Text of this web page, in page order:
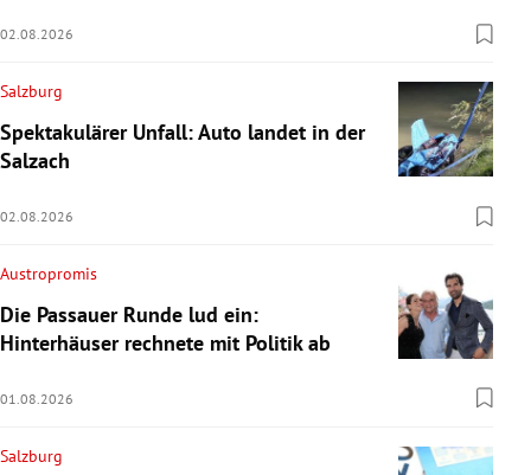
02.08.2026
Salzburg
Spektakulärer Unfall: Auto landet in der
Salzach
02.08.2026
Austropromis
Die Passauer Runde lud ein:
Hinterhäuser rechnete mit Politik ab
01.08.2026
Salzburg